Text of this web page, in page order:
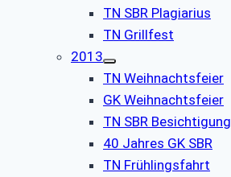
TN SBR Plagiarius
TN Grillfest
2013
TN Weihnachtsfeier
GK Weihnachtsfeier
TN SBR Besichtigung
40 Jahres GK SBR
TN Frühlingsfahrt